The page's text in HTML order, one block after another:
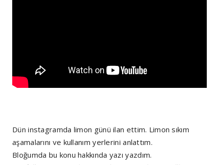
Dün instagramda limon günü ilan ettim. Limon sıkım
aşamalarını ve kullanım yerlerini anlattım.
Bloğumda bu konu hakkında yazı yazdım.